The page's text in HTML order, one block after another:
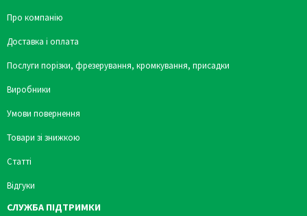
Про компанію
Доставка і оплата
Послуги порізки, фрезерування, кромкування, присадки
Виробники
Умови повернення
Товари зі знижкою
Статті
Відгуки
СЛУЖБА ПІДТРИМКИ